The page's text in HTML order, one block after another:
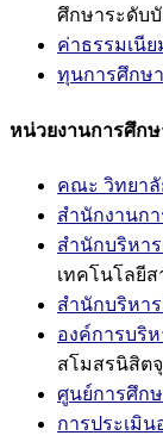
ศึกษาระดับ
ค่าธรรมเนี
ทุนการศึกษา
หน่วยงานการศึกษ
คณะ วิทยา
สำนักงานก
สำนักบริหา
เทคโนโลยีส
สำนักบริหา
องค์การบริ
สโมสรนิสิต
ศูนย์การศึก
การประเมิ